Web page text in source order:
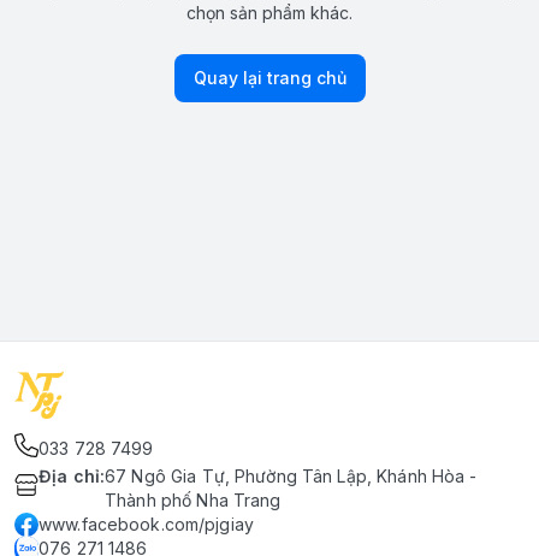
chọn sản phẩm khác.
Quay lại trang chủ
033 728 7499
Địa chỉ:67 Ngô Gia Tự, Phường Tân Lập, Khánh Hòa -
Thành phố Nha Trang
www.facebook.com/pjgiay
076 271 1486